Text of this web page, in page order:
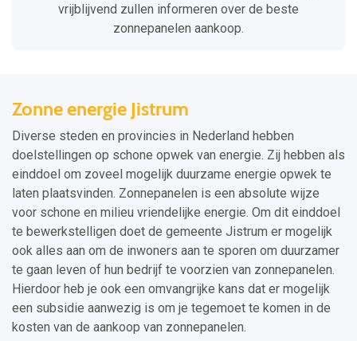
vrijblijvend zullen informeren over de beste
zonnepanelen aankoop.
Zonne energie Jistrum
Diverse steden en provincies in Nederland hebben
doelstellingen op schone opwek van energie. Zij hebben als
einddoel om zoveel mogelijk duurzame energie opwek te
laten plaatsvinden. Zonnepanelen is een absolute wijze
voor schone en milieu vriendelijke energie. Om dit einddoel
te bewerkstelligen doet de gemeente Jistrum er mogelijk
ook alles aan om de inwoners aan te sporen om duurzamer
te gaan leven of hun bedrijf te voorzien van zonnepanelen.
Hierdoor heb je ook een omvangrijke kans dat er mogelijk
een subsidie aanwezig is om je tegemoet te komen in de
kosten van de aankoop van zonnepanelen.